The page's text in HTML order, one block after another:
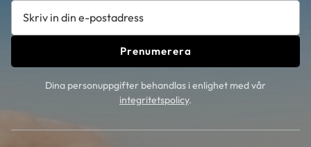
Prenumerera
Dina personuppgifter behandlas i enlighet med vår
integritetspolicy.